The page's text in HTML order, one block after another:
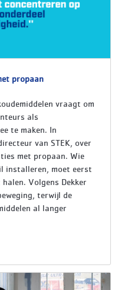
propaan
vraagt om
als
te maken. In
van STEK, over
met propaan. Wie
installeren, moet eerst
Volgens Dekker
terwijl de
al langer